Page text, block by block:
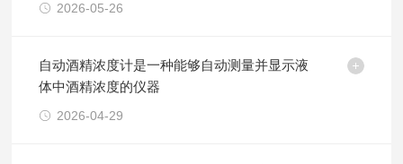
2026-05-26
自动酒精浓度计是一种能够自动测量并显示液
体中酒精浓度的仪器
2026-04-29